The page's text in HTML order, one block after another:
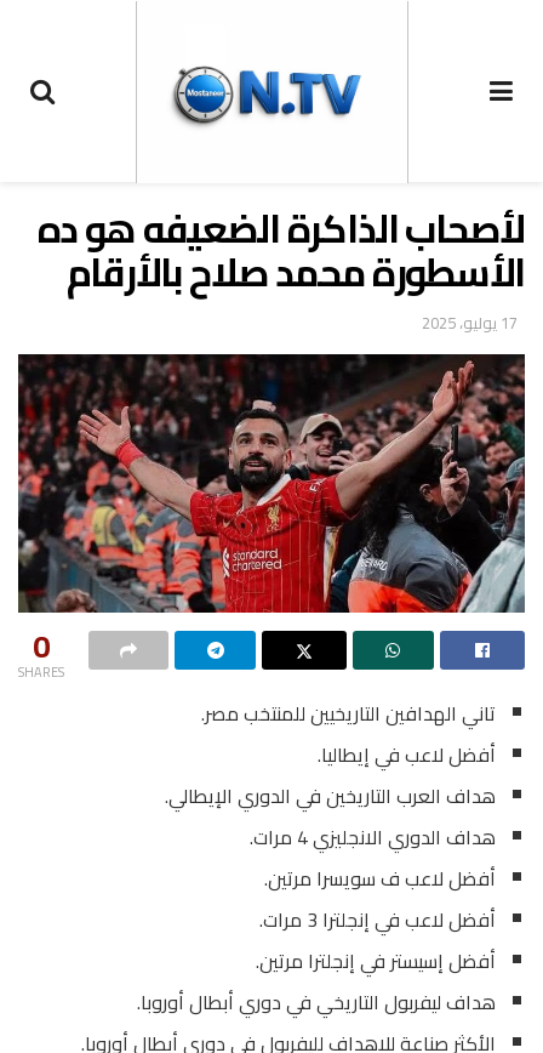
لأصحاب الذاكرة الضعيفه هو ده
الأسطورة محمد صلاح بالأرقام
17 يوليو، 2025
0
SHARES
تاني الهدافين التاريخيين للمنتخب مصر.
أفضل لاعب في إيطاليا.
هداف العرب التاريخين في الدوري الإيطالي.
هداف الدوري الانجليزي 4 مرات.
أفضل لاعب ف سويسرا مرتين.
أفضل لاعب في إنجلترا 3 مرات.
أفضل إسيستر في إنجلترا مرتين.
هداف ليفربول التاريخي في دوري أبطال أوروبا.
الأكثر صناعة للاهداف لليفربول في دوري أبطال أوروبا.